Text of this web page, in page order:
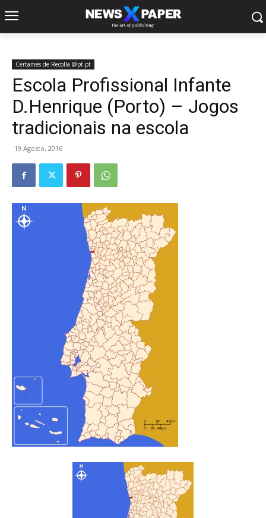
Certames de Recolla @pt-pt
Escola Profissional Infante
D.Henrique (Porto) – Jogos
tradicionais na escola
19 Agosto, 2016